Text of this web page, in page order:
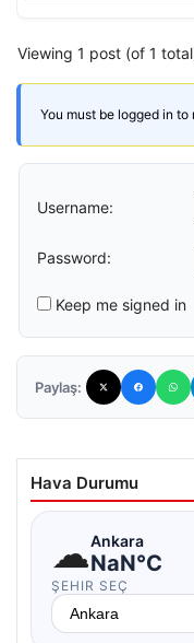
Viewing 1 post (of 1
You must be logged in
Username:
Password:
Keep me signed in
Paylaş:
Hava Durumu
☁Ankara
NaN°C
ŞEHIR SEÇ